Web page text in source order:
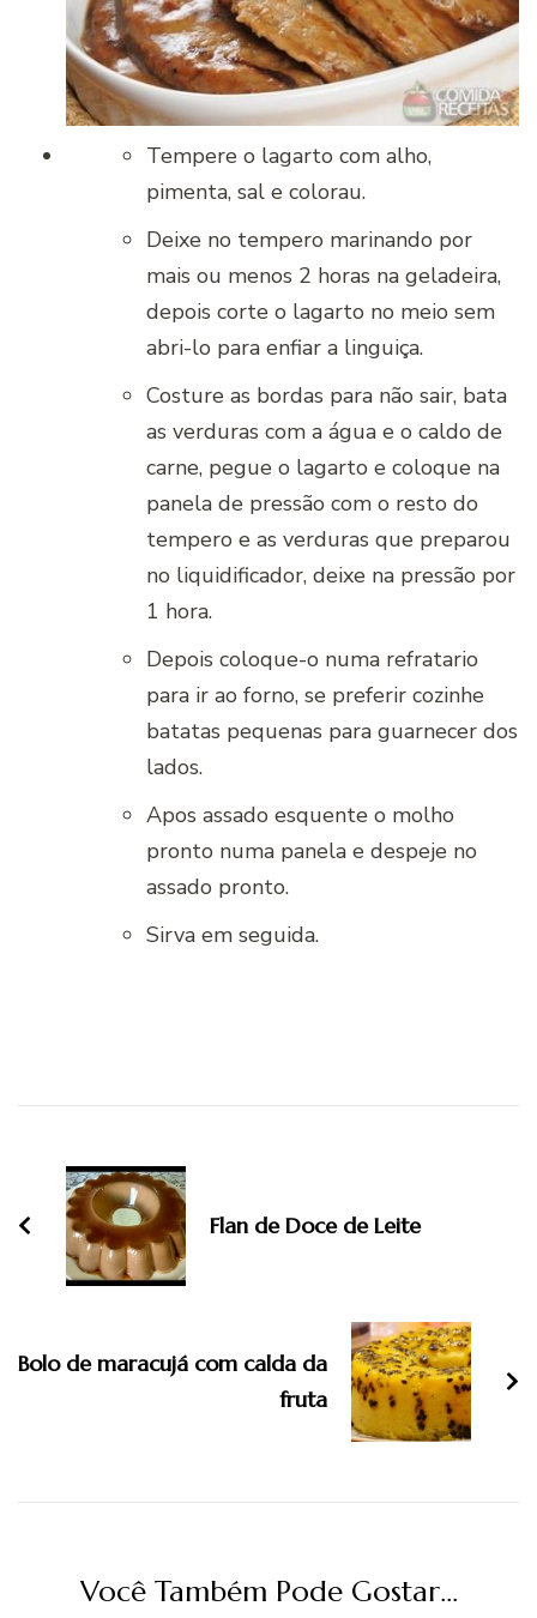
Tempere o lagarto com alho,
pimenta, sal e colorau.
Deixe no tempero marinando por
mais ou menos 2 horas na geladeira,
depois corte o lagarto no meio sem
abri-lo para enfiar a linguiça.
Costure as bordas para não sair, bata
as verduras com a água e o caldo de
carne, pegue o lagarto e coloque na
panela de pressão com o resto do
tempero e as verduras que preparou
no liquidificador, deixe na pressão por
1 hora.
Depois coloque-o numa refratario
para ir ao forno, se preferir cozinhe
batatas pequenas para guarnecer dos
lados.
Apos assado esquente o molho
pronto numa panela e despeje no
assado pronto.
Sirva em seguida.
post
Flan de Doce de Leite
Bolo de maracujá com calda da
fruta
Você Também Pode Gostar...